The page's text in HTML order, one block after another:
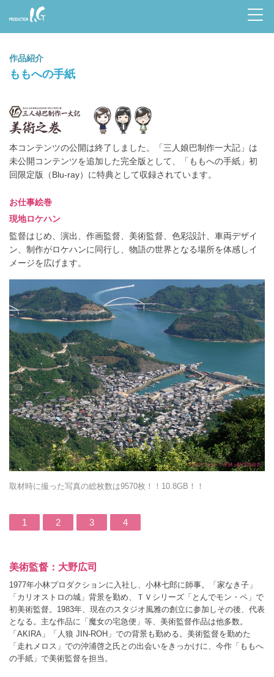
Prod
uctio
n I.G
作品紹介
ももへの手紙
美術之巻
本コンテンツの公開は終了しました。「三人娘巴制作一大記」は
未公開コンテンツを追加した完全版として、「ももへの手紙」初
回限定版（Blu-ray）に特典として収録されています。
お仕事絵巻
現地ロケハン
監督はじめ、演出、作画監督、美術監督、色彩設計、車両デザイ
ン、制作がロケハンに同行し、物語の世界となる場所を体感しイ
メージを広げます。
取材時に撮った写真の総枚数は9570枚！！10.8GB！！
1 2 3 4
美術監督：大野広司
1977年小林プロダクションに入社し、小林七郎に師事。「家なき子」
「カリオストロの城」背景を勤め、ＴＶシリーズ「とんでモン・ペ」で
初美術監督。1983年、現在のスタジオ風雅の創立に参加しその後、代表
となる。主な作品に「魔女の宅急便」等、美術監督作品は他多数。
「AKIRA」「人狼 JIN-ROH」での背景も勤める。美術監督を勤めた
「走れメロス」での沖浦啓之氏との出会いをきっかけに、今作「ももへ
の手紙」で美術監督を担当。